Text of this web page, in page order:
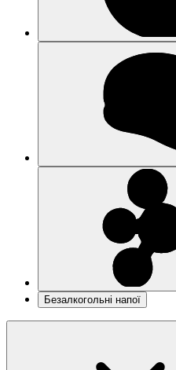
Безалкогольні напої